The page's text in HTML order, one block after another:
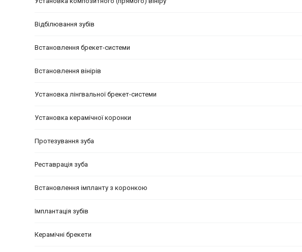
Відбілювання зубів
Встановлення брекет-системи
Встановлення вінірів
Установка лінгвальної брекет-системи
Установка керамічної коронки
Протезування зуба
Реставрація зуба
Встановлення імпланту з коронкою
Імплантація зубів
Керамічні брекети